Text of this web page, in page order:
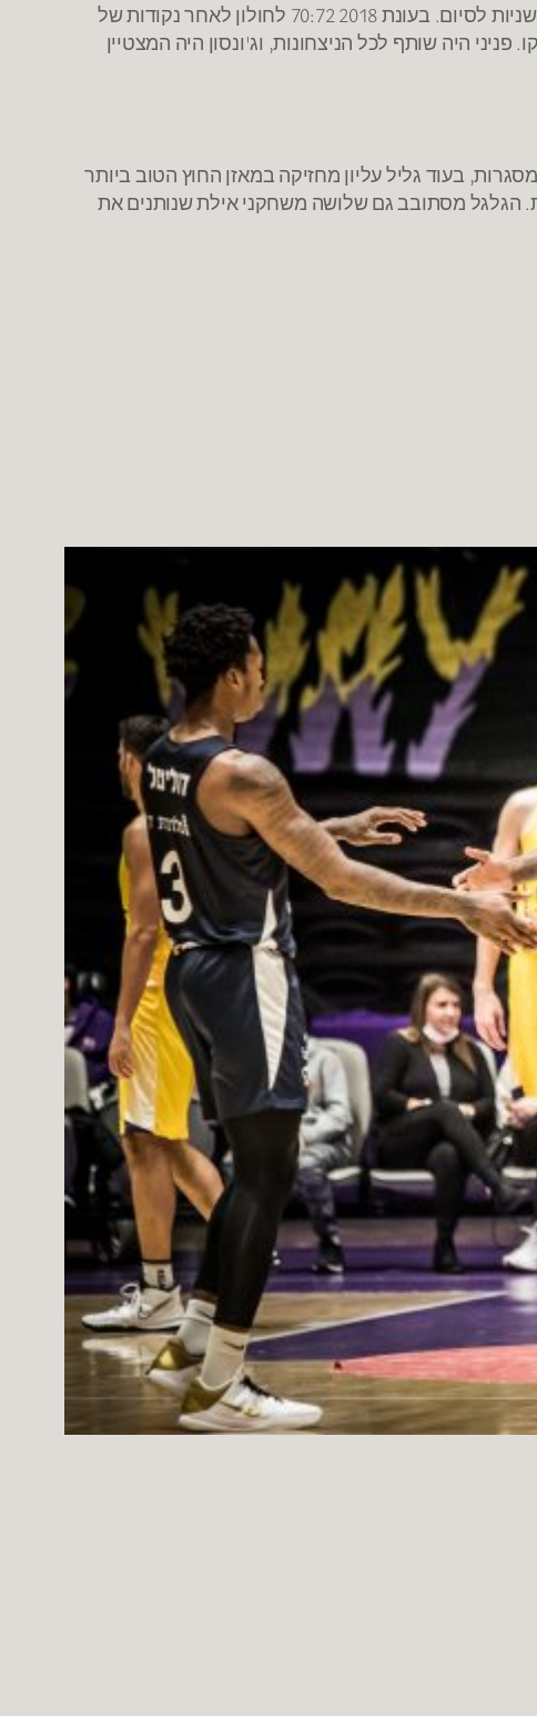
כל שלושת הניצחונות של חולון באולם הקונכיה היו על חודו של סל. במחזור הנוכחי גיא פניני דאג לניצחון 74:75, 25 שניות לסיום. בעונת 2018 70:72 לחולון לאחר נקודות של
שקבע את תוצאת הסיום מהקו. פניני היה שותף לכל הניצחונות, וג'ונסון היה המצטיין
בעוד גליל עליון מחזיקה במאזן החוץ הטוב ביותר
הגלגל מסתובב גם שלושה משחקני אילת שנותנים את